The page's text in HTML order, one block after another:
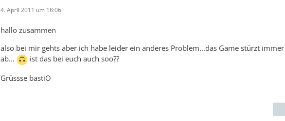
4. April 2011 um 18:06
hallo zusammen
also bei mir gehts aber ich habe leider ein anderes Problem...das Game stürzt
ab...
ist das bei euch auch soo??
Grüssse bastiO